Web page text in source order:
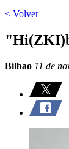
< Volver
Bilbao 11 de